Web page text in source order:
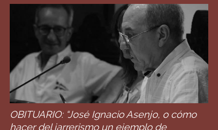
OBITUARIO: “José Ignacio Asenjo, o cómo
hacer del jarrerismo un ejemplo de